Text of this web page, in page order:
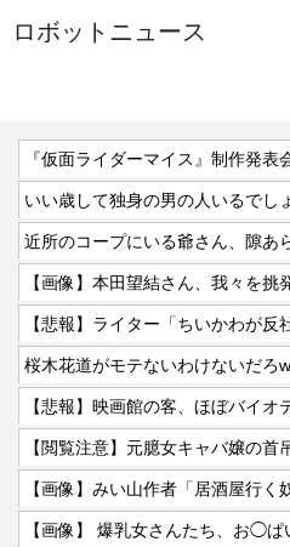
ロボットニュース
いい歳して独身の男の人いるでし
近所のコープにいる爺さん、隙あ
【画像】本田望結さん、我々を挑
【悲報】ライター「ちいかわが反
桜木花道がモテないわけないだろ
【悲報】映画館の客、ほぼバイ
【閲覧注意】元臆女キャバ嬢の
【画像】 爆乳女さんたち、お◯